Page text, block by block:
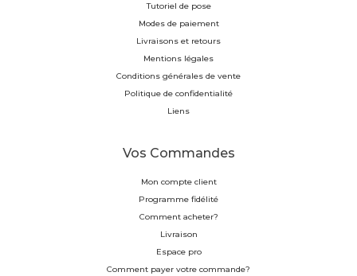
Tutoriel de pose
Modes de paiement
Livraisons et retours
Mentions légales
Conditions générales de vente
Politique de confidentialité
Liens
Vos Commandes
Mon compte client
Programme fidélité
Comment acheter?
Livraison
Espace pro
Comment payer votre commande?